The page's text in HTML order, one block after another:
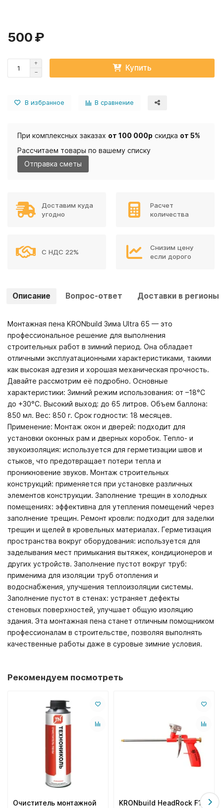
500 ₽
Купить
В избранное В сравнение
При комплексных заказах от 100 000р скидка от 5%
Рассчитаем товары по вашему списку
Отправка сметы
Доставим куда
угодно
Расчет
количества
С НДС 22%
Снизим цену
если дорого
Описание Вопрос-ответ Доставки в регионы
Монтажная пена KRONbuild Зима Ultra 65 — это
профессиональное решение для выполнения
строительных работ в зимний период. Она обладает
отличными эксплуатационными характеристиками, такими
как высокая адгезия и хорошая механическая прочность.
Давайте рассмотрим её подробно. Основные
характеристики: Зимний режим использования: от –18°C
до +30°C. Высокий выход: до 65 литров. Объем баллона:
850 мл. Вес: 850 г. Срок годности: 18 месяцев.
Применение: Монтаж окон и дверей: подходит для
установки оконных рам и дверных коробок. Тепло- и
звукоизоляция: используется для герметизации швов и
стыков, что предотвращает потери тепла и
проникновение звуков. Монтаж строительных
конструкций: применяется при установке различных
элементов конструкции. Заполнение трещин в холодных
помещениях: эффективна для утепления помещений через
заполнение трещин. Ремонт кровли: подходит для заделки
трещин и щелей в кровельных материалах. Герметизация
пространства вокруг оборудования: используется для
заделывания мест примыкания вытяжек, кондиционеров и
других устройств. Заполнение пустот вокруг труб:
применима для изоляции труб отопления и
водоснабжения, улучшения теплоизоляции системы.
Заполнение пустот в стенах: устраняет дефекты
стеновых поверхностей, улучшает общую изоляцию
здания. Эта монтажная пена станет отличным помощником
профессионалам в строительстве, позволяя выполнять
качественные работы даже в суровые зимние условия.
Рекомендуем посмотреть
Очиститель монтажной
KRONbuild HeadRock F1